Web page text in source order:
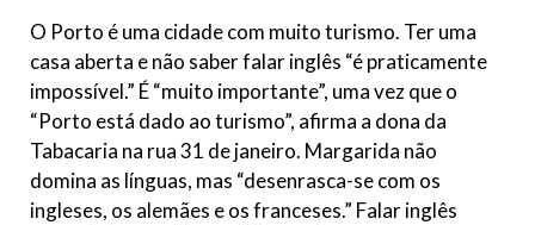
O Porto é uma cidade com muito turismo. Ter uma
casa aberta e não saber falar inglês “é praticamente
impossível.” É “muito importante”, uma vez que o
“Porto está dado ao turismo”, afirma a dona da
Tabacaria na rua 31 de janeiro. Margarida não
domina as línguas, mas “desenrasca-se com os
ingleses, os alemães e os franceses.” Falar inglês